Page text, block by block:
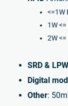
<=1W
1W
2W <=
SRD &
Digital
Other: